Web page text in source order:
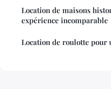
Location de maisons
expérience incomparable
Location de roulotte pour